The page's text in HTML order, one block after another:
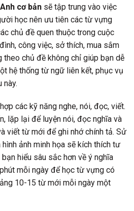
cơ bản sẽ tập trung vào việc
học nên ưu tiên các từ vựng
chủ đề quen thuộc trong cuộc
công việc, sở thích, mua sắm
chủ đề không chỉ giúp bạn dễ
hệ thống từ ngữ liên kết, phục vụ
này.
các kỹ năng nghe, nói, đọc, viết.
lặp lại để luyện nói, đọc nghĩa và
viết từ mới để ghi nhớ chính tả. Sử
ảnh minh họa sẽ kích thích tư
hiểu sâu sắc hơn về ý nghĩa
mỗi ngày để học từ vựng có
10-15 từ mới mỗi ngày một